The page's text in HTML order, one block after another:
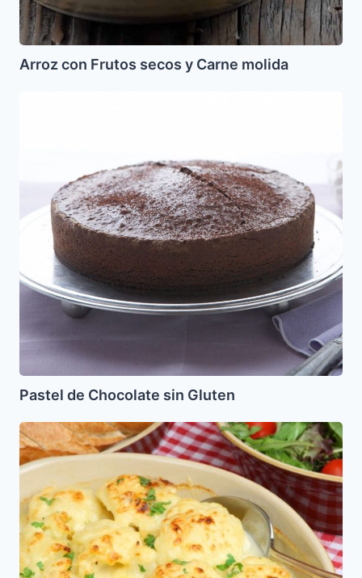
Arroz con Frutos secos y Carne molida
Pastel de Chocolate sin Gluten
Coliflor
al
Chipotle